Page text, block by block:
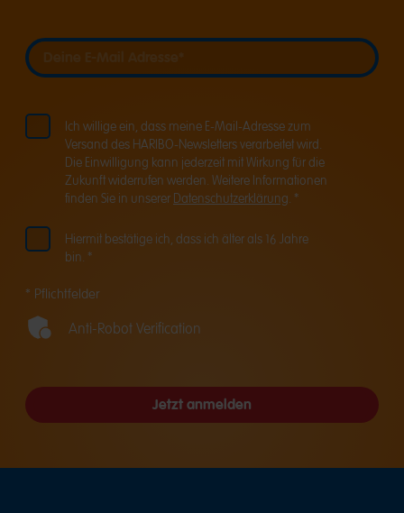
Ich willige ein, dass meine E-Mail-Adresse zum
Versand des HARIBO-Newsletters verarbeitet wird.
Die Einwilligung kann jederzeit mit Wirkung für die
Zukunft widerrufen werden. Weitere Informationen
finden Sie in unserer Datenschutzerklärung. *
Hiermit bestätige ich, dass ich älter als 16 Jahre
bin. *
* Pflichtfelder
Anti-Robot Verification
Jetzt anmelden